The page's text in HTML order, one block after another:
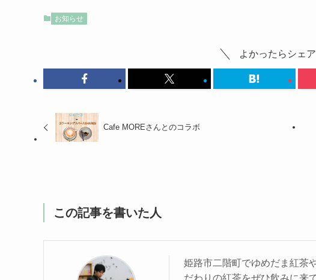
お知らせ
よかったらシェア
Cafe MOREさんとのコラボ
この記事を書いた人
姫路市二階町でゆめだま紅茶
だわりの紅茶をぜひ飲みに来